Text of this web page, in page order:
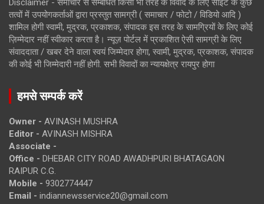
Disclaimer - समाचार से सम्बंधित किसी भी तरह के विवाद के लिए साइट के कुछ
तत्वों में उपयोगकर्ताओं द्वारा प्रस्तुत सामग्री ( समाचार / फोटो / विडियो आदि )
शामिल होगी स्वामी, मुद्रक, प्रकाशक, संपादक इस तरह के सामग्रियों के लिए कोई
ज़िम्मेदार नहीं स्वीकार करता है। न्यूज़ पोर्टल में प्रकाशित ऐसी सामग्री के लिए
संवाददाता / खबर देने वाला स्वयं जिम्मेदार होगा, स्वामी, मुद्रक, प्रकाशक, संपादक
की कोई भी जिम्मेदारी नहीं होगी. सभी विवादों का न्यायक्षेत्र रायपुर होगा
हमसे सम्पर्क करें
Owner - AVINASH MUSHRA
Editor - AVINASH MISHRA
Associate -
Office - DHEBAR CITY ROAD AWADHPURI BHATAGAON
RAIPUR C.G.
Mobile - 9302774447
Email - indiannewsservice20@gmail.com